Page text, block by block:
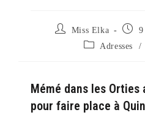
Auteur/autrice
Miss Elka
9
Post Adresses /
Mémé dans les
pour faire place à